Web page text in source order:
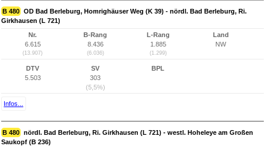
B 480 OD Bad Berleburg, Homrighäuser Weg (K 39) - nördl. Bad Berleburg, Ri.
Girkhausen (L 721)
Nr.
6.615
(13.907)
B-Rang
8.436
(6.036)
L-Rang
1.885
(1.299)
Land
NW
DTV
5.503
SV
303
(5,5%)
BPL
Infos...
B 480 nördl. Bad Berleburg, Ri. Girkhausen (L 721) - westl. Hoheleye am Großen
Saukopf (B 236)